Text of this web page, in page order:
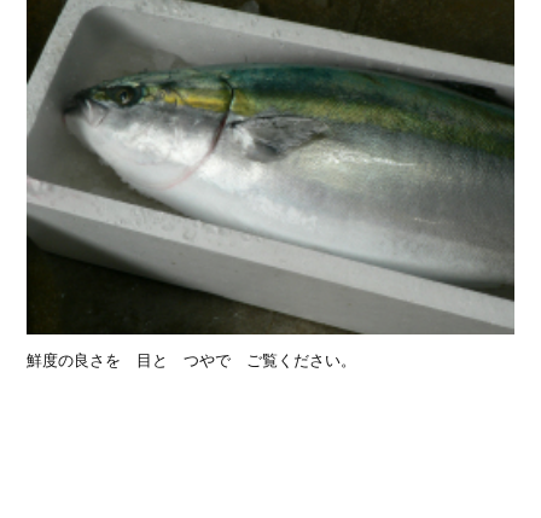
鮮度の良さを 目と つやで ご覧ください。